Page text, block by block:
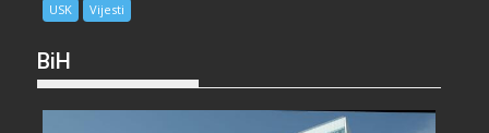
USK Vijesti
BiH